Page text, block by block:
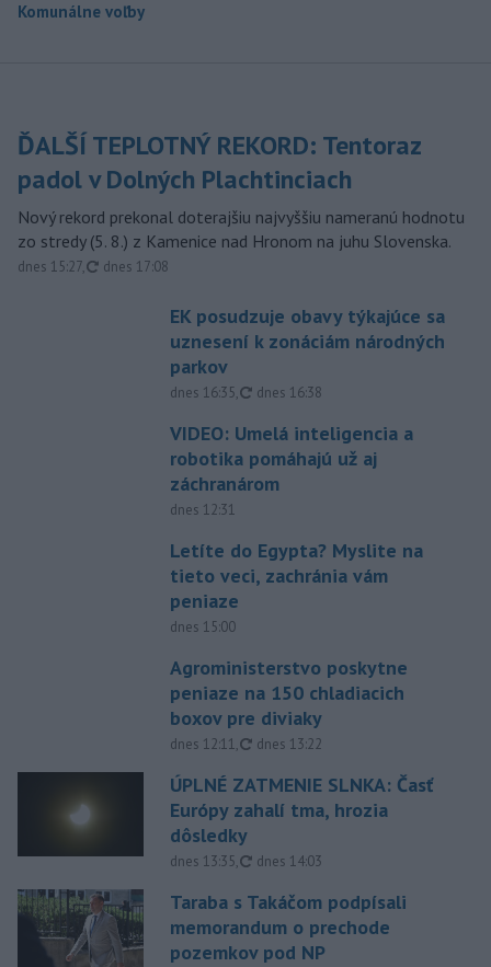
Komunálne voľby
ĎALŠÍ TEPLOTNÝ REKORD: Tentoraz
padol v Dolných Plachtinciach
Nový rekord prekonal doterajšiu najvyššiu nameranú hodnotu
zo stredy (5. 8.) z Kamenice nad Hronom na juhu Slovenska.
dnes 15:27, aktualizované
dnes 17:08
EK posudzuje obavy týkajúce sa
uznesení k zonáciám národných
parkov
dnes 16:35, aktualizované
dnes 16:38
VIDEO: Umelá inteligencia a
robotika pomáhajú už aj
záchranárom
dnes 12:31
Letíte do Egypta? Myslite na
tieto veci, zachránia vám
peniaze
dnes 15:00
Agroministerstvo poskytne
peniaze na 150 chladiacich
boxov pre diviaky
dnes 12:11, aktualizované
dnes 13:22
ÚPLNÉ ZATMENIE SLNKA: Časť
Európy zahalí tma, hrozia
dôsledky
dnes 13:35, aktualizované
dnes 14:03
Taraba s Takáčom podpísali
memorandum o prechode
pozemkov pod NP